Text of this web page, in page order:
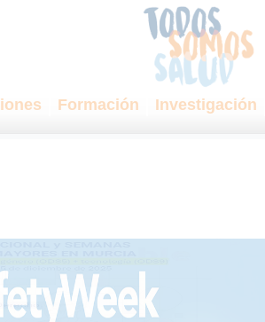
Formación Investigación